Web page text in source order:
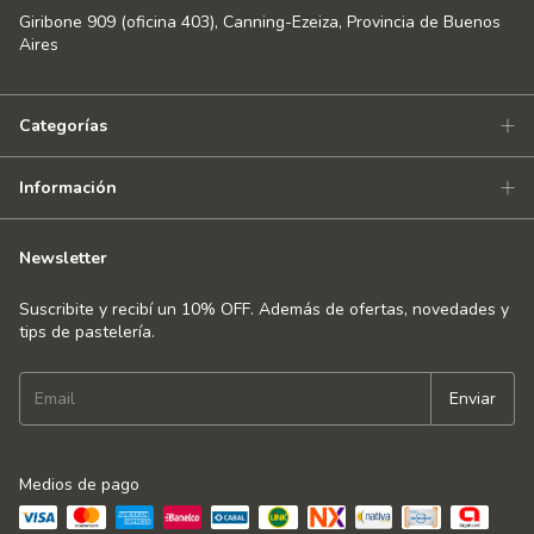
Giribone 909 (oficina 403), Canning-Ezeiza, Provincia de Buenos
Aires
Categorías
Información
Newsletter
Suscribite y recibí un 10% OFF. Además de ofertas, novedades y
tips de pastelería.
Medios de pago